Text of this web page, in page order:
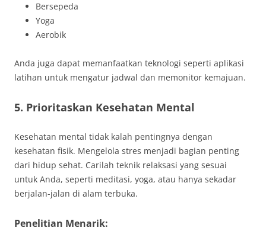
Bersepeda
Yoga
Aerobik
Anda juga dapat memanfaatkan teknologi seperti aplikasi
latihan untuk mengatur jadwal dan memonitor kemajuan.
5. Prioritaskan Kesehatan Mental
Kesehatan mental tidak kalah pentingnya dengan
kesehatan fisik. Mengelola stres menjadi bagian penting
dari hidup sehat. Carilah teknik relaksasi yang sesuai
untuk Anda, seperti meditasi, yoga, atau hanya sekadar
berjalan-jalan di alam terbuka.
Penelitian Menarik: